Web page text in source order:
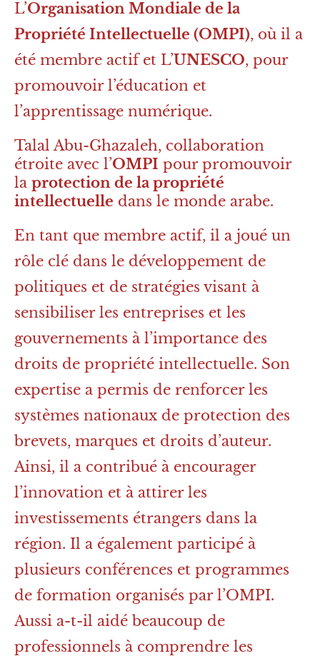
L’Organisation Mondiale de la
Propriété Intellectuelle (OMPI), où il a
été membre actif et L’UNESCO, pour
promouvoir l’éducation et
l’apprentissage numérique.
Talal Abu-Ghazaleh, collaboration
étroite avec l’OMPI pour promouvoir
la protection de la propriété
intellectuelle dans le monde arabe.
En tant que membre actif, il a joué un
rôle clé dans le développement de
politiques et de stratégies visant à
sensibiliser les entreprises et les
gouvernements à l’importance des
droits de propriété intellectuelle. Son
expertise a permis de renforcer les
systèmes nationaux de protection des
brevets, marques et droits d’auteur.
Ainsi, il a contribué à encourager
l’innovation et à attirer les
investissements étrangers dans la
région. Il a également participé à
plusieurs conférences et programmes
de formation organisés par l’OMPI.
Aussi a-t-il aidé beaucoup de
professionnels à comprendre les